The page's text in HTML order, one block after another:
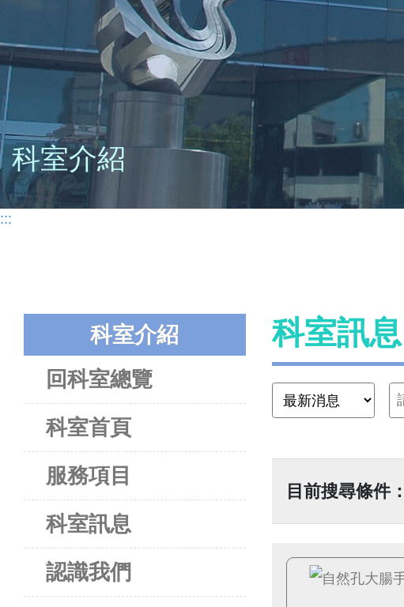
科室介紹
:::
科室介紹
回科室總覽
科室首頁
服務項目
科室訊息
認識我們
科室訊息
目前搜尋條件